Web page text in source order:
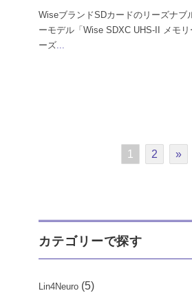
WiseブランドSDカードのリーズナブ
ーモデル「Wise SDXC UHS-II メモリ
ーズ...
1 2 »
カテゴリーで探す
Lin4Neuro (5)